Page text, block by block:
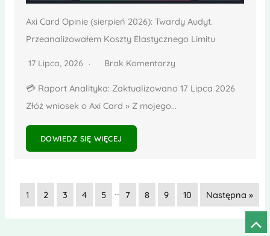
Axi Card Opinie (sierpień 2026): Twardy Audyt.
Przeanalizowałem Koszty Elastycznego Limitu
17 Lipca, 2026 Brak Komentarzy
💳 Raport Analityka: Zaktualizowano 17 Lipca 2026
Złóż wniosek o Axi Card » Z mojego...
DOWIEDZ SIĘ WIĘCEJ
1 2 3 4 5 … 7 8 9 10 Następna »